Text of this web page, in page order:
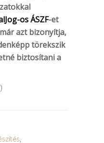
os ÁSZF-et
azt bizonyítja,
törekszik
biztosítani a
,